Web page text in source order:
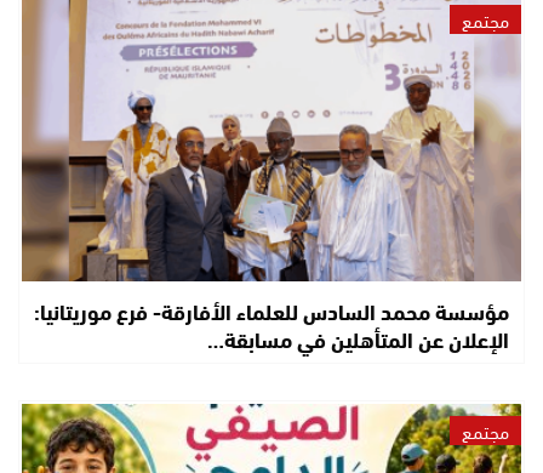
مجتمع
مؤسسة محمد السادس للعلماء الأفارقة- فرع موريتانيا:
الإعلان عن المتأهلين في مسابقة…
مجتمع